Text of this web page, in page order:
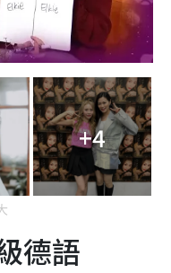
+4
德語